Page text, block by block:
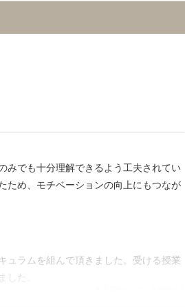
みでも十分理解できるよう工夫されてい
ため、モチベーションの向上にもつなが
ュラムを組んで頂きました。受ける授業
した。